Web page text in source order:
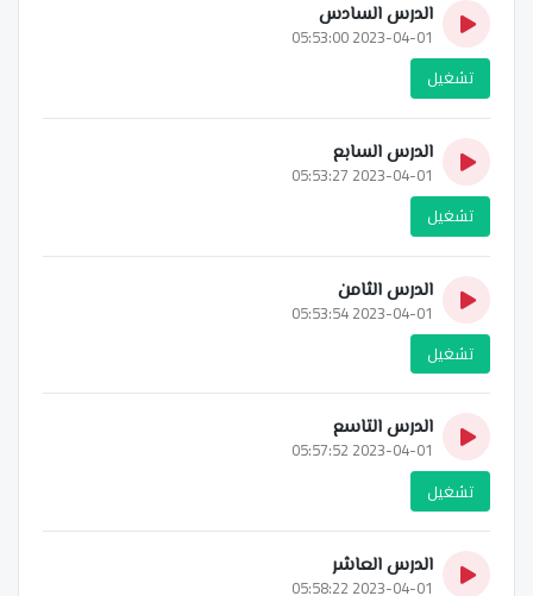
الدرس السادس
2023-04-01 05:53:00
تشغيل
الدرس السابع
2023-04-01 05:53:27
تشغيل
الدرس الثامن
2023-04-01 05:53:54
تشغيل
الدرس التاسع
2023-04-01 05:57:52
تشغيل
الدرس العاشر
2023-04-01 05:58:22